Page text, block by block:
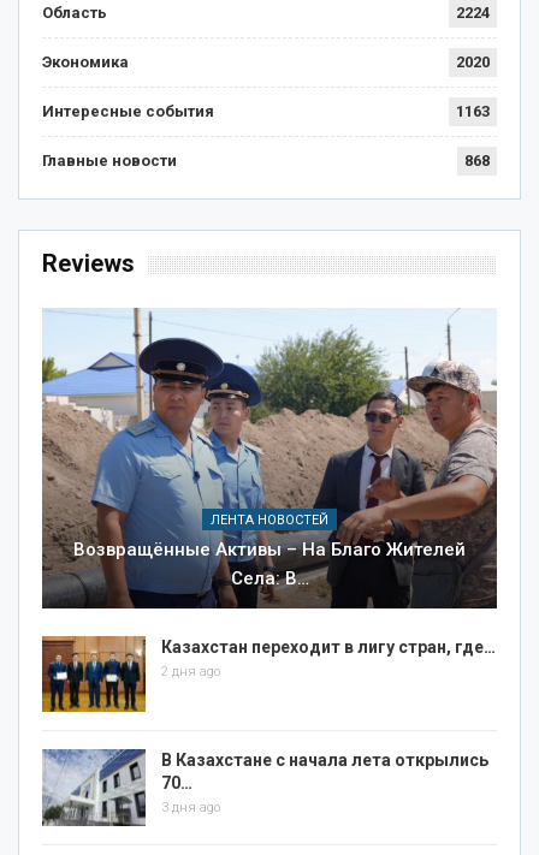
Область 2224
Экономика 2020
Интересные события 1163
Главные новости 868
Reviews
ЛЕНТА НОВОСТЕЙ
Возвращённые Активы – На Благо Жителей
Села: В…
Казахстан переходит в лигу стран, где…
2 дня ago
В Казахстане с начала лета открылись
70…
3 дня ago